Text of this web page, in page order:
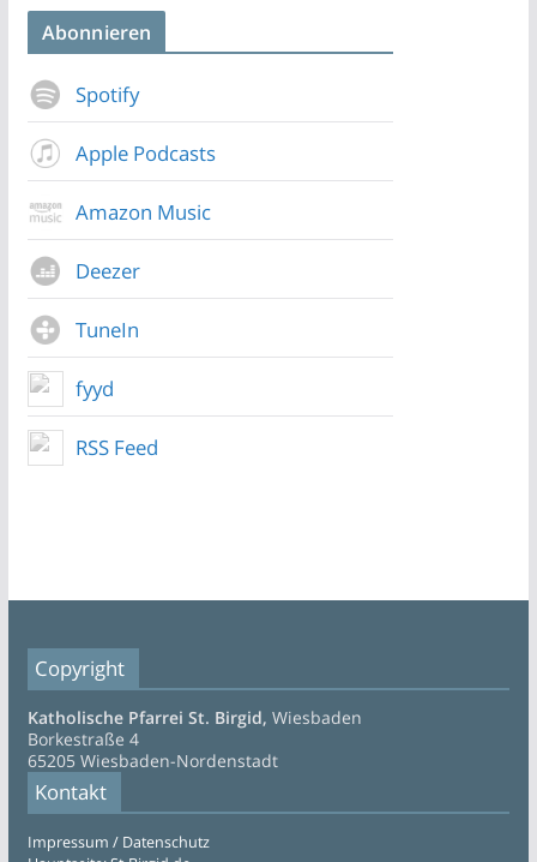
Abonnieren
Spotify
Apple Podcasts
Amazon Music
Deezer
TuneIn
fyyd
RSS Feed
Copyright
Katholische Pfarrei St. Birgid, Wiesbaden
Borkestraße 4
65205 Wiesbaden-Nordenstadt
Kontakt
Impressum / Datenschutz